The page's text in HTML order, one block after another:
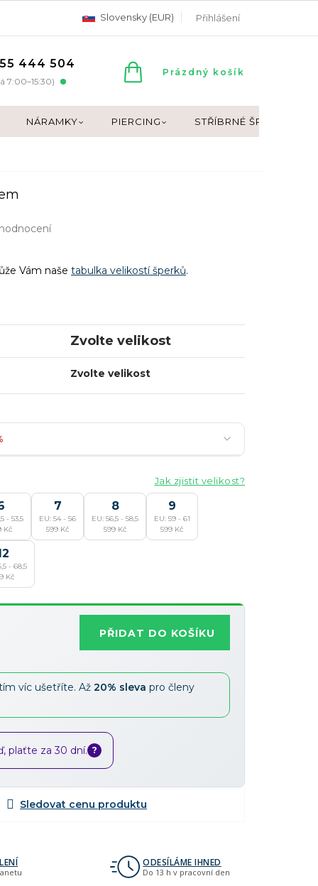
Slovensky (EUR) Přihlášení
444 504
7:00–15:30)
NÁKUPNÍ
Prázdný košík
NÁRAMKY PIERCING STŘÍBRNÉ ŠPERKY
Vám naše tabulka velikostí šperků.
Zvolte velikost
Zvolte velikost
Nejoblíbenější
Slevy lze kombinovat
Jak zjistit velikost?
- 53,5
Kč
7
EU: 54 - 56
599 Kč
8
EU: 56,5 - 58,5
599 Kč
9
EU: 59 - 61
599 Kč
- 68,5
Kč
PŘIDAT DO KOŠÍKU
víc ušetříte. Až 20% sleva pro členy
plaťte za 30 dní. ?
ODESÍLÁME IHNED
Do 13 h v pracovní den